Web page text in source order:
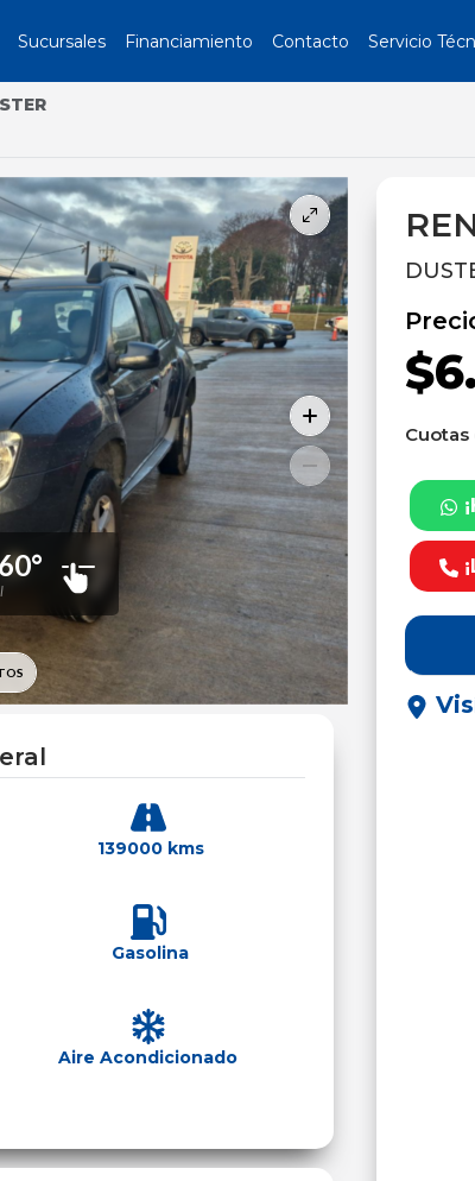
Sucursales Financiamiento Contacto Servicio
139000 kms
Gasolina
Aire Acondicionado